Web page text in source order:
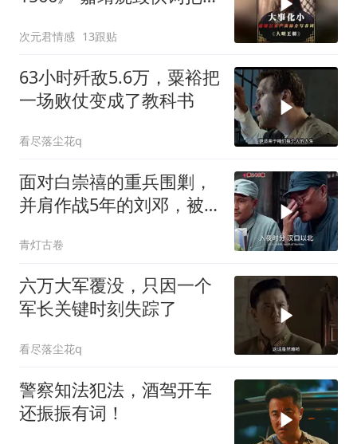
次元君情感 13跟贴
63小时歼敌5.6万，粟裕把
一场败仗变成了教科书
看尽落尘花q
面对白崇禧的重兵围剿，
并肩作战5年的刘邓，被
青灯古卷
六万大军覆没，只因一个
军长关键时刻失踪了
看尽落尘花q
警察知法犯法，酒驾开车
还振振有词！